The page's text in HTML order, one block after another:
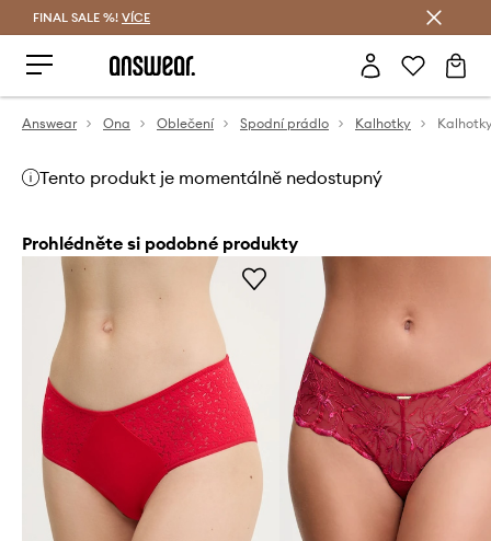
FINAL SALE %! VÍCE
Answear Ona Oblečení Spodní prádlo Kalhotky
Tento produkt je momentálně nedostupný
Prohlédněte si podobné produkty